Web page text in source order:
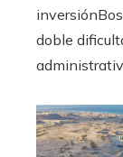
doble